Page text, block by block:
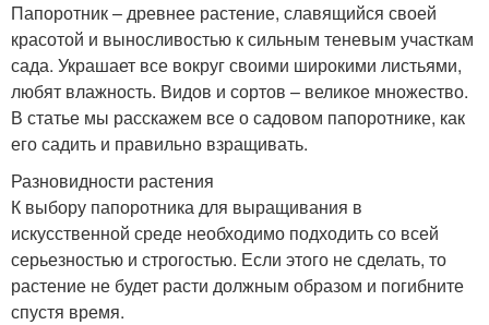
Папоротник – древнее растение, славящийся своей
красотой и выносливостью к сильным теневым участкам
сада. Украшает все вокруг своими широкими листьями,
любят влажность. Видов и сортов – великое множество.
В статье мы расскажем все о садовом папоротнике, как
его садить и правильно взращивать.
Разновидности растения
К выбору папоротника для выращивания в
искусственной среде необходимо подходить со всей
серьезностью и строгостью. Если этого не сделать, то
растение не будет расти должным образом и погибните
спустя время.